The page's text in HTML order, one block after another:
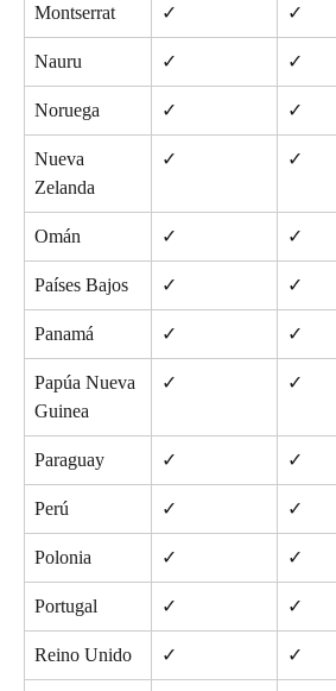
Montserrat ✓ ✓
Nauru ✓ ✓
Noruega ✓ ✓
Nueva
Zelanda
✓ ✓
Omán ✓ ✓
Países Bajos ✓ ✓
Panamá ✓ ✓
Papúa Nueva
Guinea
✓ ✓
Paraguay ✓ ✓
Perú ✓ ✓
Polonia ✓ ✓
Portugal ✓ ✓
Reino Unido ✓ ✓